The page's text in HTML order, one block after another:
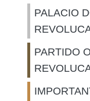
PALACIO
PARTIDO